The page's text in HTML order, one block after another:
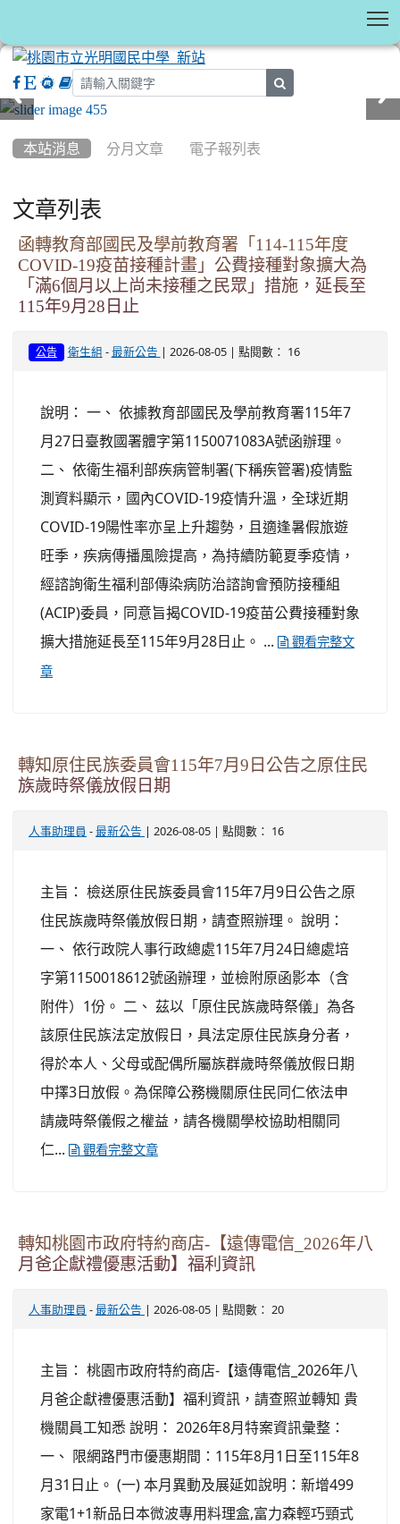
本站消息 分月文章 電子報列表
文章列表
函轉教育部國民及學前教育署「114-115年度
COVID-19疫苗接種計畫」公費接種對象擴大為
「滿6個月以上尚未接種之民眾」措施，延長至
115年9月28日止
公告 衛生組 - 最新公告 | 2026-08-05 | 點閱數： 16
說明： 一、 依據教育部國民及學前教育署115年7
月27日臺教國署體字第1150071083A號函辦理。
二、 依衛生福利部疾病管制署(下稱疾管署)疫情監
測資料顯示，國內COVID-19疫情升溫，全球近期
COVID-19陽性率亦呈上升趨勢，且適逢暑假旅遊
旺季，疾病傳播風險提高，為持續防範夏季疫情，
經諮詢衛生福利部傳染病防治諮詢會預防接種組
(ACIP)委員，同意旨揭COVID-19疫苗公費接種對象
擴大措施延長至115年9月28日止。 ...
觀看完整文
章
轉知原住民族委員會115年7月9日公告之原住民
族歲時祭儀放假日期
人事助理員 - 最新公告 | 2026-08-05 | 點閱數： 16
主旨： 檢送原住民族委員會115年7月9日公告之原
住民族歲時祭儀放假日期，請查照辦理。 說明：
一、 依行政院人事行政總處115年7月24日總處培
字第1150018612號函辦理，並檢附原函影本（含
附件）1份。 二、 茲以「原住民族歲時祭儀」為各
該原住民族法定放假日，具法定原住民族身分者，
得於本人、父母或配偶所屬族群歲時祭儀放假日期
中擇3日放假。為保障公務機關原住民同仁依法申
請歲時祭儀假之權益，請各機關學校協助相關同
仁...
觀看完整文章
轉知桃園市政府特約商店-【遠傳電信_2026年八
月爸企獻禮優惠活動】福利資訊
人事助理員 - 最新公告 | 2026-08-05 | 點閱數： 20
主旨： 桃園市政府特約商店-【遠傳電信_2026年八
月爸企獻禮優惠活動】福利資訊，請查照並轉知 貴
機關員工知悉 說明： 2026年8月特案資訊彙整：
一、 限網路門市優惠期間：115年8月1日至115年8
月31日止。 (一) 本月異動及展延如說明：新增499
家電1+1新品日本微波專用料理盒,富力森輕巧頸式